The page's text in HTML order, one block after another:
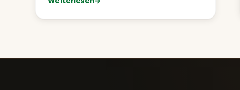
: Golf-Schnupperkurs: TCI zu Gast bei OPEN.9